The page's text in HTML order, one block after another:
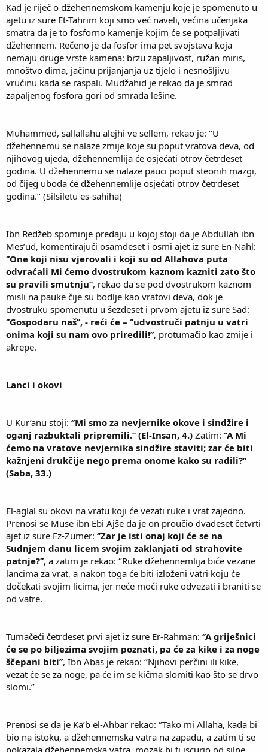
Kad je riječ o džehennemskom kamenju koje je spomenuto u
ajetu iz sure Et-Tahrim koji smo već naveli, većina učenjaka
smatra da je to fosforno kamenje kojim će se potpaljivati
džehennem. Rečeno je da fosfor ima pet svojstava koja
nemaju druge vrste kamena: brzu zapaljivost, ružan miris,
mnoštvo dima, jačinu prijanjanja uz tijelo i nesnošljivu
vrućinu kada se raspali. Mudžahid je rekao da je smrad
zapaljenog fosfora gori od smrada lešine.
Muhammed, sallallahu alejhi ve sellem, rekao je: ‘’U
džehennemu se nalaze zmije koje su poput vratova deva, od
njihovog ujeda, džehennemlija će osjećati otrov četrdeset
godina. U džehennemu se nalaze pauci poput steonih mazgi,
od čijeg uboda će džehennemlije osjećati otrov četrdeset
godina.’’ (Silsiletu es-sahiha)
Ibn Redžeb spominje predaju u kojoj stoji da je Abdullah ibn
Mes’ud, komentirajući osamdeset i osmi ajet iz sure En-Nahl:
‘’One koji nisu vjerovali i koji su od Allahova puta
odvraćali Mi ćemo dvostrukom kaznom kazniti zato što
su pravili smutnju’’, rekao da se pod dvostrukom kaznom
misli na pauke čije su bodlje kao vratovi deva, dok je
dvostruku spomenutu u šezdeset i prvom ajetu iz sure Sad:
‘’Gospodaru naš’’, - reći će – ‘’udvostruči patnju u vatri
onima koji su nam ovo priredili!’’, protumačio kao zmije i
akrepe.
Lanci i okovi
U Kur’anu stoji: ‘’Mi smo za nevjernike okove i sindžire i
oganj razbuktali pripremili.’’ (El-Insan, 4.) Zatim: ‘’A Mi
ćemo na vratove nevjernika sindžire staviti; zar će biti
kažnjeni drukčije nego prema onome kako su radili?’’
(Saba, 33.)
El-aglal su okovi na vratu koji će vezati ruke i vrat zajedno.
Prenosi se Muse ibn Ebi Ajše da je on proučio dvadeset četvrti
ajet iz sure Ez-Zumer: ‘’Zar je isti onaj koji će se na
Sudnjem danu licem svojim zaklanjati od strahovite
patnje?’’, a zatim je rekao: ‘’Ruke džehennemlija biće vezane
lancima za vrat, a nakon toga će biti izloženi vatri koju će
dočekati svojim licima, jer neće moći ruke odvezati i braniti se
od vatre.
Tumačeći četrdeset prvi ajet iz sure Er-Rahman: ‘’A griješnici
će se po biljezima svojim poznati, pa će za kike i za noge
ščepani biti’’, Ibn Abas je rekao: ‘’Njihovi perčini ili kike,
vezat će se za noge, pa će im se kičma slomiti kao što se drvo
slomi.’’
Prenosi se da je Ka’b el-Ahbar rekao: ‘’Tako mi Allaha, kada bi
bio na istoku, a džehennemska vatra na zapadu, a zatim ti se
pokazala džehennemska vatra, mozak bi ti iscurio od silne